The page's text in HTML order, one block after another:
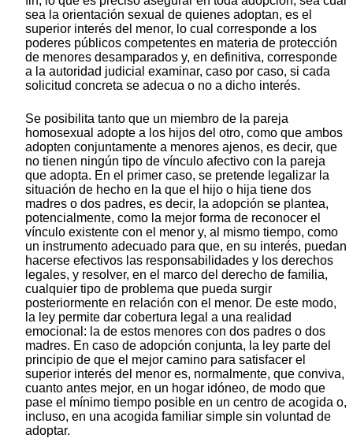
sea la orientación sexual de quienes adoptan, es el
superior interés del menor, lo cual corresponde a los
poderes públicos competentes en materia de protección
de menores desamparados y, en definitiva, corresponde
a la autoridad judicial examinar, caso por caso, si cada
solicitud concreta se adecua o no a dicho interés.
Se posibilita tanto que un miembro de la pareja
homosexual adopte a los hijos del otro, como que ambos
adopten conjuntamente a menores ajenos, es decir, que
no tienen ningún tipo de vínculo afectivo con la pareja
que adopta. En el primer caso, se pretende legalizar la
situación de hecho en la que el hijo o hija tiene dos
madres o dos padres, es decir, la adopción se plantea,
potencialmente, como la mejor forma de reconocer el
vínculo existente con el menor y, al mismo tiempo, como
un instrumento adecuado para que, en su interés, puedan
hacerse efectivos las responsabilidades y los derechos
legales, y resolver, en el marco del derecho de familia,
cualquier tipo de problema que pueda surgir
posteriormente en relación con el menor. De este modo,
la ley permite dar cobertura legal a una realidad
emocional: la de estos menores con dos padres o dos
madres. En caso de adopción conjunta, la ley parte del
principio de que el mejor camino para satisfacer el
superior interés del menor es, normalmente, que conviva,
cuanto antes mejor, en un hogar idóneo, de modo que
pase el mínimo tiempo posible en un centro de acogida o,
incluso, en una acogida familiar simple sin voluntad de
adoptar.